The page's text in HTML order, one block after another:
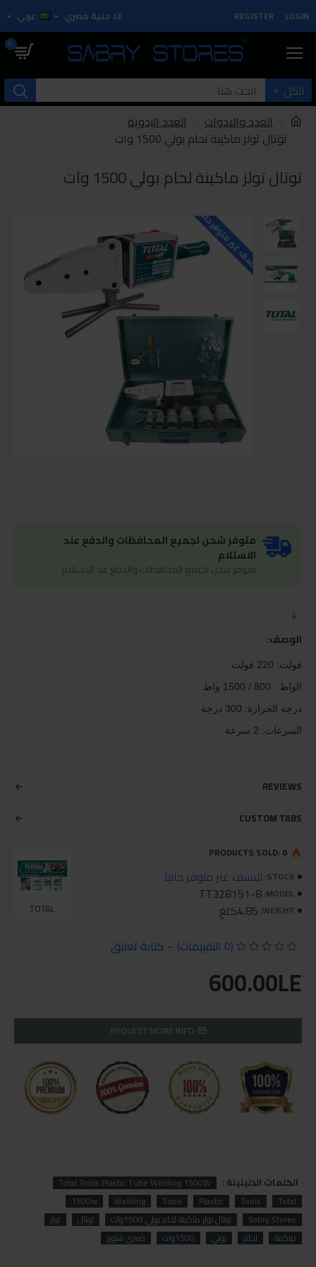
LOGIN
REGISTER
LE جنية مصري عربي
0
الكل
العدد والادوات
العدد اليدوية
توتال تولز ماكينة لحام بولي 1500 وات
توتال تولز ماكينة لحام بولي 1500 وات
للاسف غير متوفر حاليا
متوفر شحن لجميع المحافظات والدفع عند
الاستلام
متوفر شحن لجميع المحافظات والدفع عند الاستلام
الوصف:
فولت: 220 فولت
الواط : 800 / 1500 واط
درجة الحرارة: 300 درجة
السرعات: 2 سرعة
REVIEWS
CUSTOM TABS
STOCK: للاسف غير متوفر حاليا
MODEL:
TT328151-8
WEIGHT: 4.85كلغ TOTAL
PRODUCTS SOLD: 0
(0 التقييمات) - كتابة تعليق
600.00LE
REQUEST MORE INFO
الكلمات الدليليلة :
Total Tools Plastic Tube Welding 1500W
Total
Tools
Plastic
Tube
Welding
1500w
Sabry Stores
توتال تولز ماكينة لحام بولي 1500وات توتال
تولز
ماكينة
لحام بولي 1500وات صبري ستورز